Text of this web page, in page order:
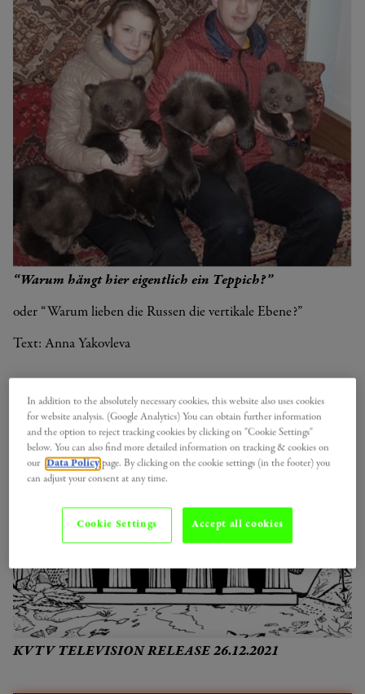
“Warum hängt hier eigentlich ein Teppich?”
oder “Warum lieben die Russen die vertikale Ebene?”
Text: Anna Yakovleva
KVTV TELEVISION RELEASE 26.12.2021
In addition to the absolutely necessary cookies, this website also uses cookies
for website analysis. (Google Analytics) You can obtain further information
and the option to reject tracking cookies by clicking on "Cookie Settings"
below. You can also find more detailed information on tracking & cookies on
our
Data Policy page. By clicking on the cookie settings (in the footer) you
can adjust your consent at any time.
Accept all cookies
Cookie Settings